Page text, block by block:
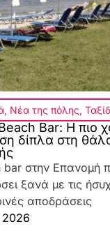
, Νέα της πόλης,
Bar: Η πιο
δίπλα στη
bar στην Επανομή
ξανά με τις
αποδράσεις
2026